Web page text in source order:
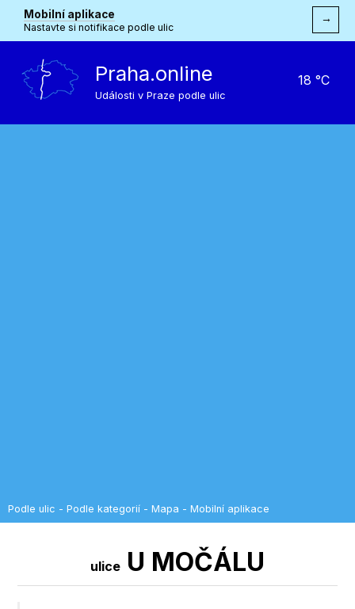
Mobilní aplikace
Nastavte si notifikace podle ulic
→
Praha.online
Události v Praze podle ulic
18 °C
Podle ulic - Podle kategorií - Mapa - Mobilní aplikace
ulice U MOČÁLU